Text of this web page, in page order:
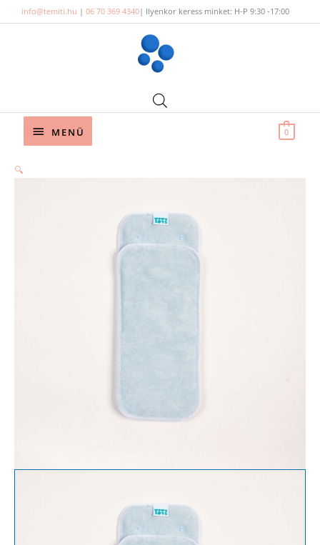
to
info@temiti.hu | 06 70 369 4340| Ilyenkor keress minket: H-P 9:30 -17:00
Below
MENÜ 0
🔍